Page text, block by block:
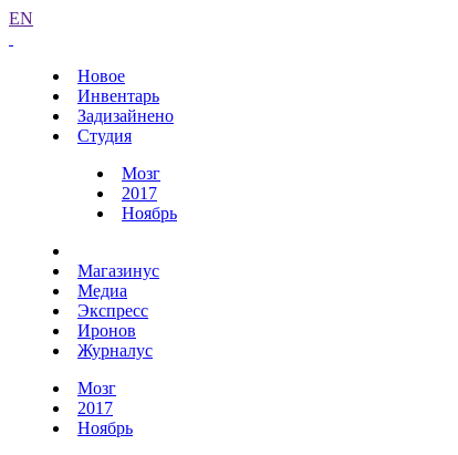
EN
Новое
Инвентарь
Задизайнено
Студия
Мозг
2017
Ноябрь
Магазинус
Медиа
Экспресс
Иронов
Журналус
Мозг
2017
Ноябрь